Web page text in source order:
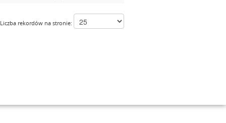
Liczba rekordów na stronie: